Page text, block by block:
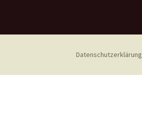
Datenschutzerklärung